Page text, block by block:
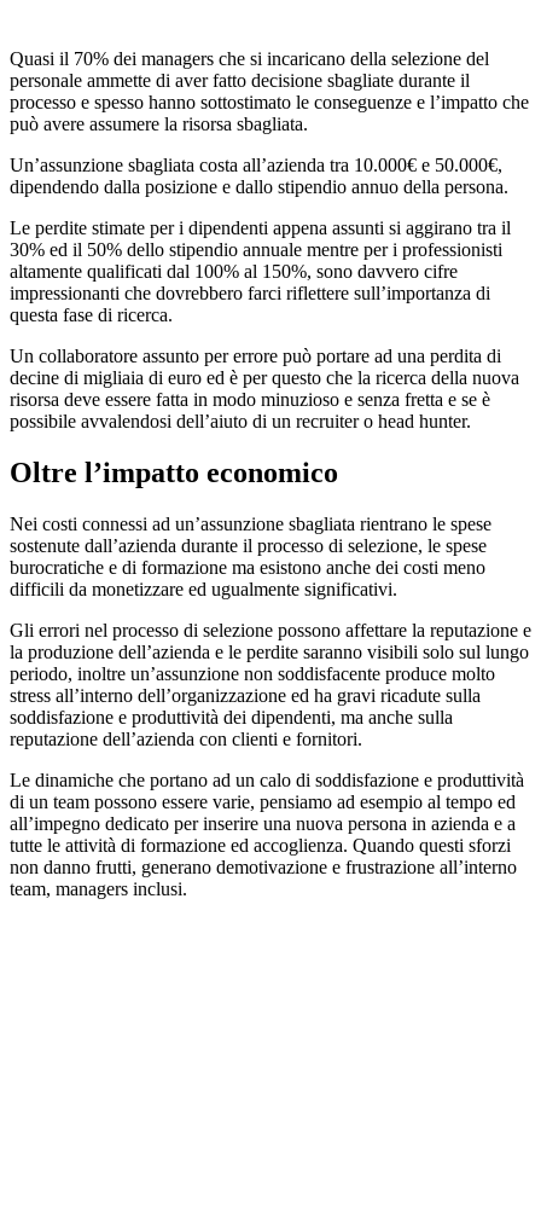
Quasi il 70% dei managers che si incaricano della selezione del
personale ammette di aver fatto decisione sbagliate durante il
processo e spesso hanno sottostimato le conseguenze e l’impatto che
può avere assumere la risorsa sbagliata.
Un’assunzione sbagliata costa all’azienda tra 10.000€ e 50.000€,
dipendendo dalla posizione e dallo stipendio annuo della persona.
Le perdite stimate per i dipendenti appena assunti si aggirano tra il
30% ed il 50% dello stipendio annuale mentre per i professionisti
altamente qualificati dal 100% al 150%, sono davvero cifre
impressionanti che dovrebbero farci riflettere sull’importanza di
questa fase di ricerca.
Un collaboratore assunto per errore può portare ad una perdita di
decine di migliaia di euro ed è per questo che la ricerca della nuova
risorsa deve essere fatta in modo minuzioso e senza fretta e se è
possibile avvalendosi dell’aiuto di un recruiter o head hunter.
Oltre l’impatto economico
Nei costi connessi ad un’assunzione sbagliata rientrano le spese
sostenute dall’azienda durante il processo di selezione, le spese
burocratiche e di formazione ma esistono anche dei costi meno
difficili da monetizzare ed ugualmente significativi.
Gli errori nel processo di selezione possono affettare la reputazione e
la produzione dell’azienda e le perdite saranno visibili solo sul lungo
periodo, inoltre un’assunzione non soddisfacente produce molto
stress all’interno dell’organizzazione ed ha gravi ricadute sulla
soddisfazione e produttività dei dipendenti, ma anche sulla
reputazione dell’azienda con clienti e fornitori.
Le dinamiche che portano ad un calo di soddisfazione e produttività
di un team possono essere varie, pensiamo ad esempio al tempo ed
all’impegno dedicato per inserire una nuova persona in azienda e a
tutte le attività di formazione ed accoglienza. Quando questi sforzi
non danno frutti, generano demotivazione e frustrazione all’interno
team, managers inclusi.